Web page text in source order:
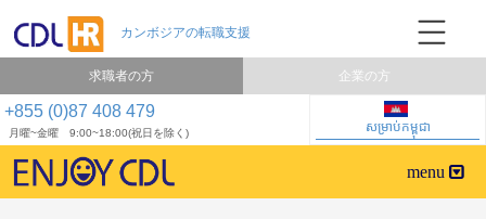
+855 (0)87 408 479
月曜~金曜 9:00~18:00(祝日を除く) សម្រាប់កម្ពុជា
求職者の方 企業の方